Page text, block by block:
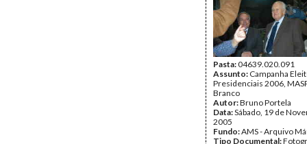
Pasta:04639.020.091
Assunto: Campanha
Presidenciais 2006,
Branco
Autor:Bruno Portela
Data:Sábado, 19 de
2005
Fundo:AMS - Arquivo
Tipo Documental: